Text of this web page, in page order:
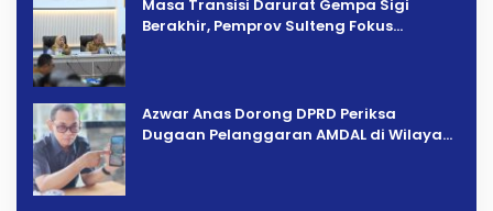
Masa Transisi Darurat Gempa Sigi
Berakhir, Pemprov Sulteng Fokus
Azwar Anas Dorong DPRD Periksa
Dugaan Pelanggaran AMDAL di Wilayah